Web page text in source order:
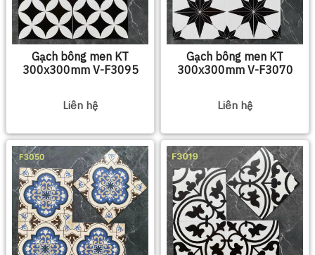
Gạch bông men KT
300x300mm V-F3095
Liên hệ
Gạch bông men KT
300x300mm V-F3070
Liên hệ